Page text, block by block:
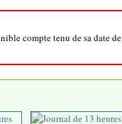
compte tenu de sa date de